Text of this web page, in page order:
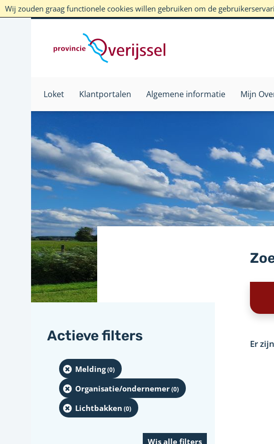
Wij zouden graag functionele cookies willen gebruiken om de
Loket Klantportalen Algemene informatie Mijn
Er
Actieve filters
Melding(0)
Organisatie/ondernemer(0)
Lichtbakken (0)